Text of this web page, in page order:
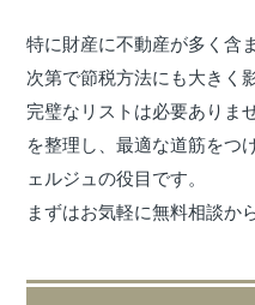
特に財産に不動産が多く含
次第で節税方法にも大きく
完璧なリストは必要ありま
を整理し、最適な道筋をつ
ェルジュの役目です。
まずはお気軽に無料相談か